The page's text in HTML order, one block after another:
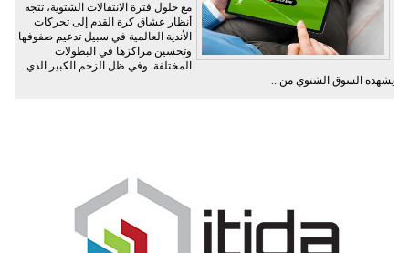
مع حلول فترة الانتقالات الشتوية، تتجه
أنظار عشاق كرة القدم إلى تحركات
الأندية العالمية في سبيل تدعيم صفوفها
وتحسين مراكزها في البطولات
المختلفة. وفي ظل الزخم الكبير الذي
يشهده السوق الشتوي من...